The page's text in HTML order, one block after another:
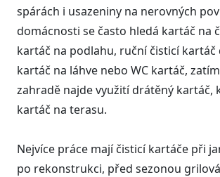
spárách i usazeniny na nerovných
domácnosti se často hledá kartáč na
kartáč na podlahu, ruční čisticí kartáč
kartáč na láhve nebo WC kartáč,
zahradě najde využití drátěný kartáč,
kartáč na terasu.
Nejvíce práce mají čisticí kartáče při
po rekonstrukci, před sezonou